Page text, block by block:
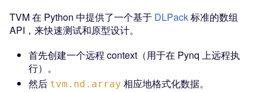
TVM 在 Python 中提供了一个基于 DLPack标准的数组
API，来快速测试和原型设计。
首先创建一个远程 context（用于在 Pynq 上远程执
行）。
然后 tvm.nd.array 相应地格式化数据。